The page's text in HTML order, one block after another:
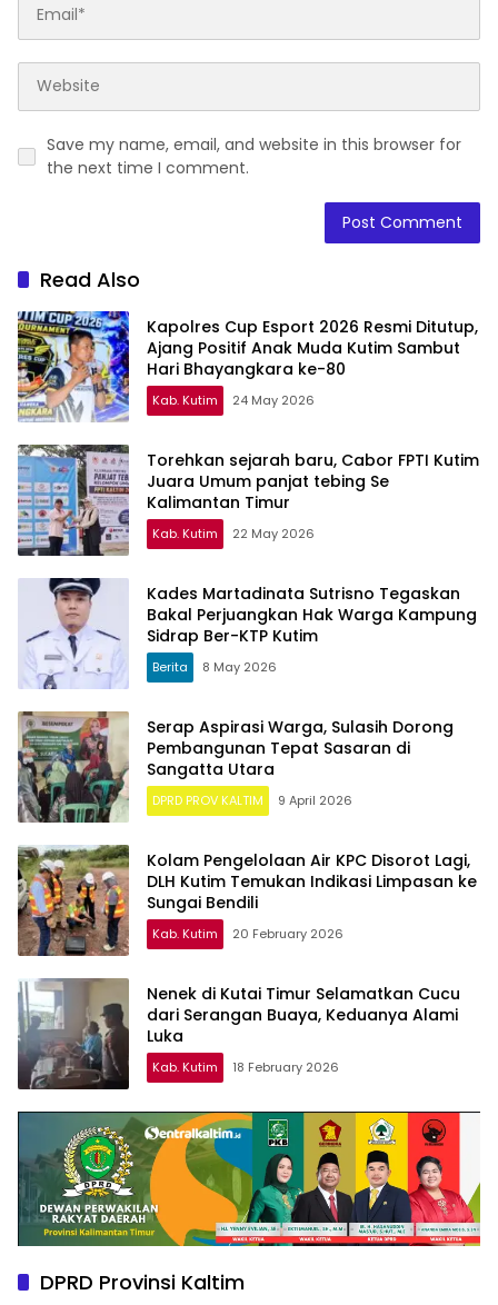
Save my name, email, and website in this browser for
the next time I comment.
Read Also
Kapolres Cup Esport 2026 Resmi Ditutup,
Ajang Positif Anak Muda Kutim Sambut
Hari Bhayangkara ke-80
Kab. Kutim 24 May 2026
Torehkan sejarah baru, Cabor FPTI Kutim
Juara Umum panjat tebing Se
Kalimantan Timur
Kab. Kutim 22 May 2026
Kades Martadinata Sutrisno Tegaskan
Bakal Perjuangkan Hak Warga Kampung
Sidrap Ber-KTP Kutim
Berita 8 May 2026
Serap Aspirasi Warga, Sulasih Dorong
Pembangunan Tepat Sasaran di
Sangatta Utara
DPRD PROV KALTIM 9 April 2026
Kolam Pengelolaan Air KPC Disorot Lagi,
DLH Kutim Temukan Indikasi Limpasan ke
Sungai Bendili
Kab. Kutim 20 February 2026
Nenek di Kutai Timur Selamatkan Cucu
dari Serangan Buaya, Keduanya Alami
Luka
Kab. Kutim 18 February 2026
DPRD Provinsi Kaltim